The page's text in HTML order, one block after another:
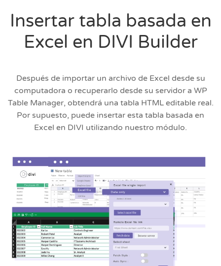
Insertar tabla basada en
Excel en DIVI Builder
Después de importar un archivo de Excel desde su
computadora o recuperarlo desde su servidor a WP
Table Manager, obtendrá una tabla HTML editable real.
Por supuesto, puede insertar esta tabla basada en
Excel en DIVI utilizando nuestro módulo.